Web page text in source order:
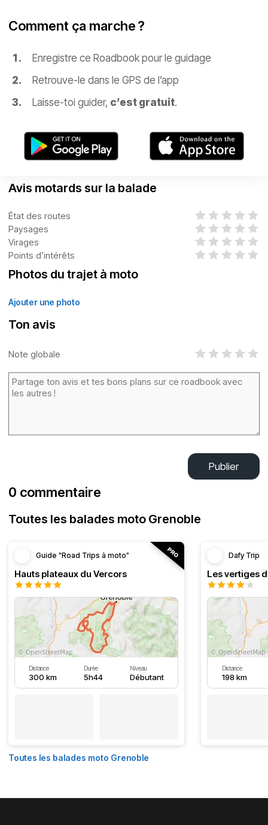
Comment ça marche ?
Enregistre ce Roadbook pour le guidage
Retrouve-le dans le GPS de l’app
Laisse-toi guider, c’est gratuit.
Avis motards sur la balade
État des routes
Paysages
Virages
Points d’intérêts
Photos du trajet à moto
Ajouter une photo
Ton avis
Note globale
Publier
0 commentaire
Toutes les balades moto Grenoble
Guide "Road Trips à moto"
Hauts plateaux du Vercors
Distance
300 km
Durée
5h44
Niveau
Débutant
Dafy Trip
Les vertiges
Distance
198 km
Toutes les balades moto Grenoble